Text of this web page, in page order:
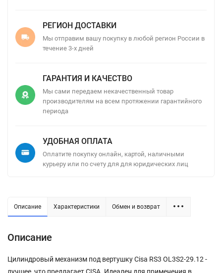
РЕГИОН ДОСТАВКИ
Мы отправим вашу покупку в любой регион России в
течение 3-х дней
ГАРАНТИЯ И КАЧЕСТВО
Мы сами передаем некачественный товар
производителям на всем протяжении гарантийного
периода
УДОБНАЯ ОПЛАТА
Оплатите покупку онлайн, картой, наличными
курьеру или по счету для для юридических лиц
Описание Характеристики Обмен и возврат
Описание
Цилиндровый механизм под вертушку Cisa RS3 OL3S2-29.12 -